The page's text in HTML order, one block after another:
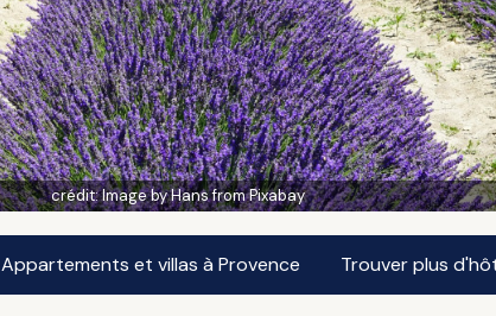
crédit:Image by Hans from Pixabay
Appartements et villas à Provence Trouver plus